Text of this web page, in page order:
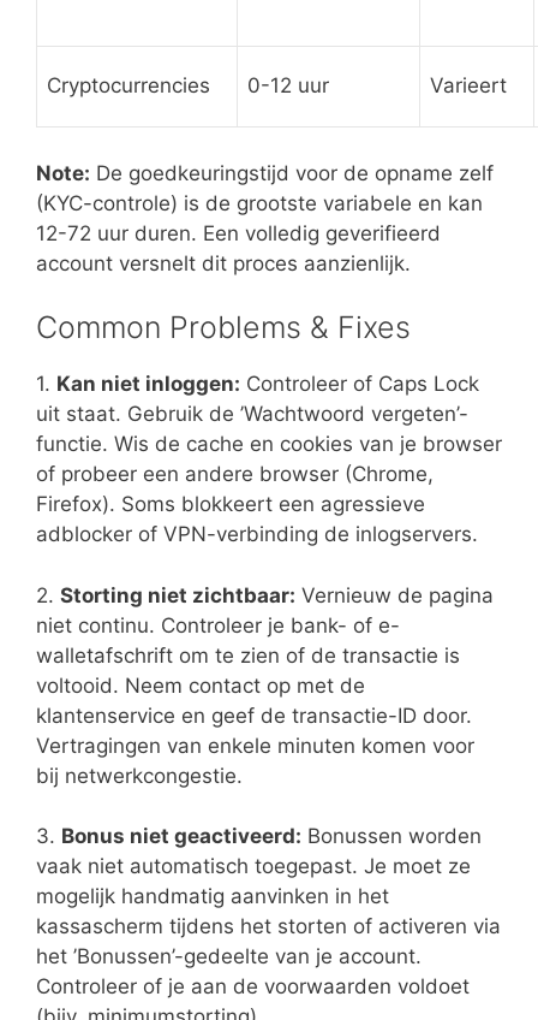
Cryptocurrencies 0-12 uur Varieert
Note: De goedkeuringstijd voor de opname zelf
(KYC-controle) is de grootste variabele en kan
12-72 uur duren. Een volledig geverifieerd
account versnelt dit proces aanzienlijk.
Common Problems & Fixes
1. Kan niet inloggen: Controleer of Caps Lock
uit staat. Gebruik de ’Wachtwoord vergeten’-
functie. Wis de cache en cookies van je browser
of probeer een andere browser (Chrome,
Firefox). Soms blokkeert een agressieve
adblocker of VPN-verbinding de inlogservers.
2. Storting niet zichtbaar: Vernieuw de pagina
niet continu. Controleer je bank- of e-
walletafschrift om te zien of de transactie is
voltooid. Neem contact op met de
klantenservice en geef de transactie-ID door.
Vertragingen van enkele minuten komen voor
bij netwerkcongestie.
3. Bonus niet geactiveerd: Bonussen worden
vaak niet automatisch toegepast. Je moet ze
mogelijk handmatig aanvinken in het
kassascherm tijdens het storten of activeren via
het ’Bonussen’-gedeelte van je account.
Controleer of je aan de voorwaarden voldoet